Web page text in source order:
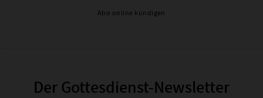
Abo online kündigen
Der Gottesdienst-Newsletter